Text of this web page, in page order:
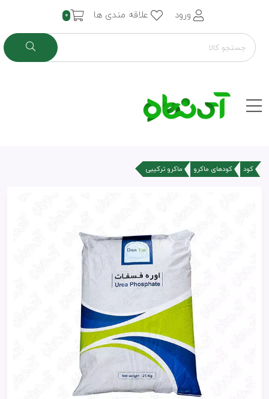
ورود علاقه مندی ها 0
کود کودهای ماکرو ماکرو ترکیبی